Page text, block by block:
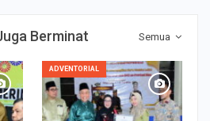
Semua
Berminat
ADVENTORIAL